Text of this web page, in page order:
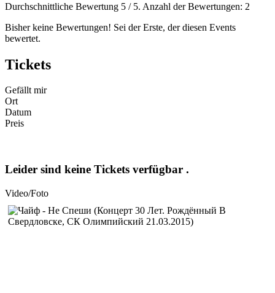
Durchschnittliche Bewertung 5 / 5. Anzahl der Bewertungen: 2
Bisher keine Bewertungen! Sei der Erste, der diesen Events
bewertet.
Tickets
Gefällt mir
Ort
Datum
Preis
Leider sind keine Tickets verfügbar .
Video/Foto